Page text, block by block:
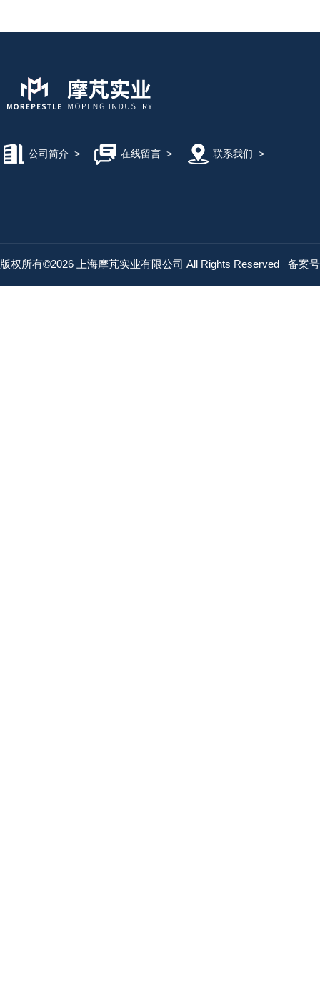
公司简介 > 在线留言> 联系我们 >
版权所有©2026 上海摩芃实业有限公司 All Rights Reserved 备案